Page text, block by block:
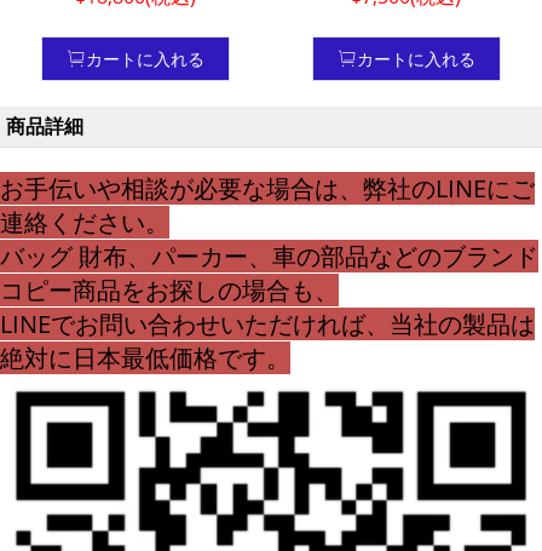
カートに入れる
mini ケース 低価格
カートに入れる
商品詳細
お手伝いや相談が必要な場合は、弊社のLINEにご
連絡ください。
バッグ 財布、パーカー、車の部品などのブランド
コピー商品をお探しの場合も、
LINEでお問い合わせいただければ、当社の製品は
絶対に日本最低価格です。